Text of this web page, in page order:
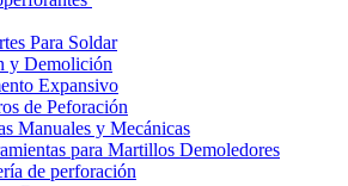
Para Soldar
y Demolición
Expansivo
de Peforación
Manuales y Mecánicas
para Martillos Demoledores
de perforación